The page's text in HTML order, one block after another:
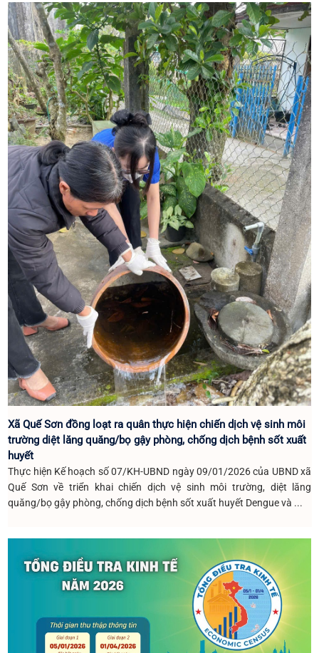
Xã Quế Sơn đồng loạt ra quân thực hiện chiến dịch vệ sinh môi
trường diệt lăng quăng/bọ gậy phòng, chống dịch bệnh sốt xuất
huyết
Thực hiện Kế hoạch số 07/KH-UBND ngày 09/01/2026 của UBND xã
Quế Sơn về triển khai chiến dịch vệ sinh môi trường, diệt lăng
quăng/bọ gậy phòng, chống dịch bệnh sốt xuất huyết Dengue và ...